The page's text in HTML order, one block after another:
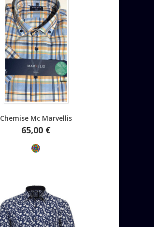
Aperçu rapide
Chemise Mc Marvellis
Prix
65,00 €
Multicolore